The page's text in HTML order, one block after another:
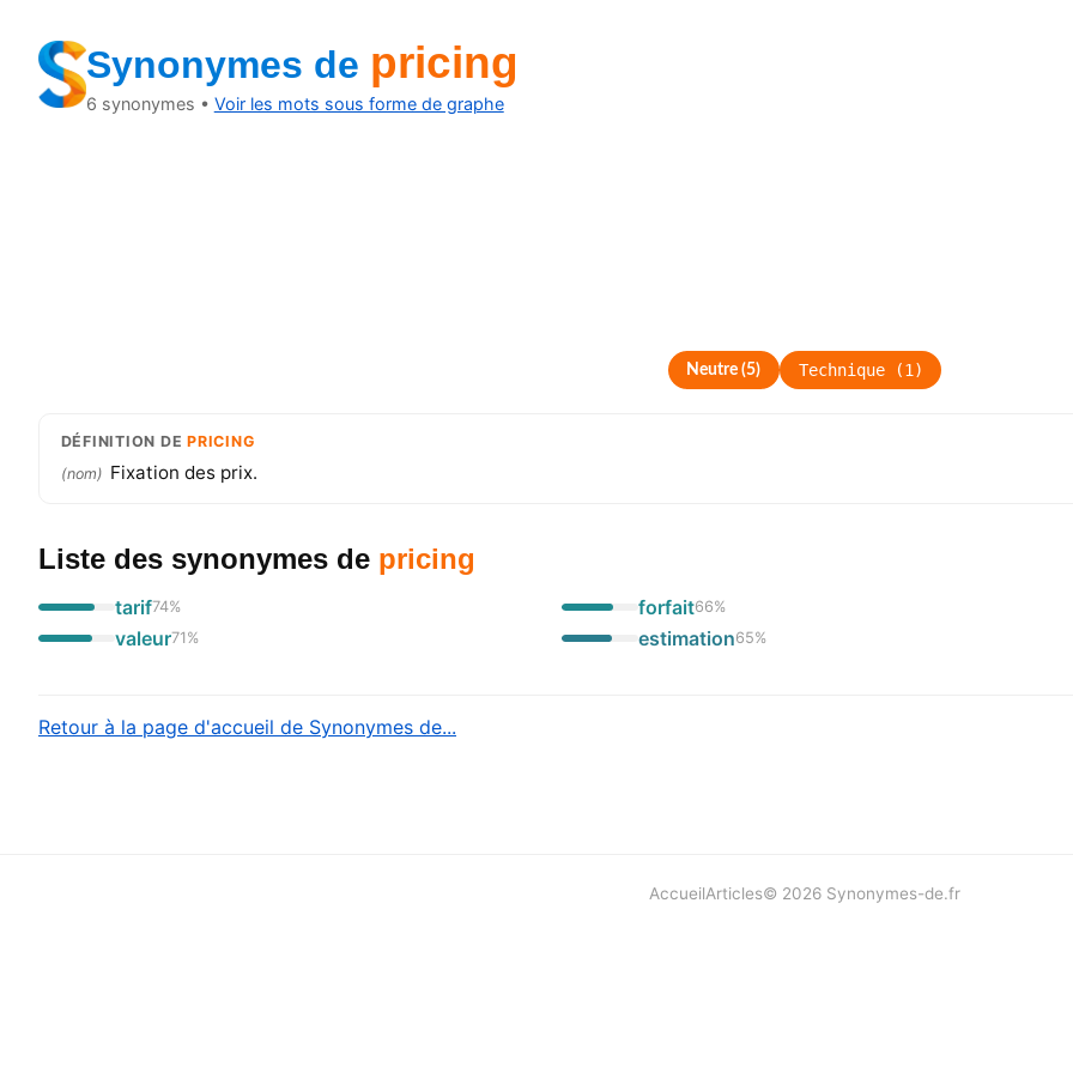
Synonymes de pricing
6 synonymes • Voir les mots sous forme de graphe
Neutre (5) Technique(1 )
DÉFINITION DEPRICING
(nom) Fixation des prix.
Liste des synonymes de pricing
tarif74%
valeur71 %
forfait66%
estimation65%
Retour à la page d'accueil de Synonymes de...
AccueilArticles© 2026 Synonymes-de.fr